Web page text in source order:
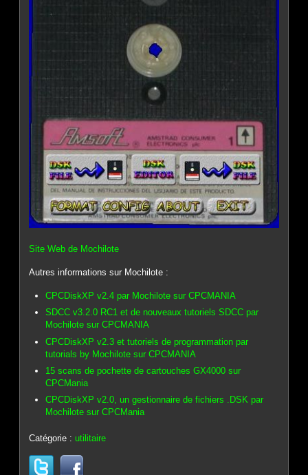
Site Web de Mochilote
Autres informations sur Mochilote :
CPCDiskXP v2.4 par Mochilote sur CPCMANIA
SDCC v3.2.0 RC1 et de nouveaux tutoriels SDCC par
Mochilote sur CPCMANIA
CPCDiskXP v2.3 et tutoriels de programmation par
tutorials by Mochilote sur CPCMANIA
15 scans de pochette de cartouches GX4000 sur
CPCMania
CPCDiskXP v2.0, un gestionnaire de fichiers .DSK par
Mochilote sur CPCMania
Catégorie :utilitaire